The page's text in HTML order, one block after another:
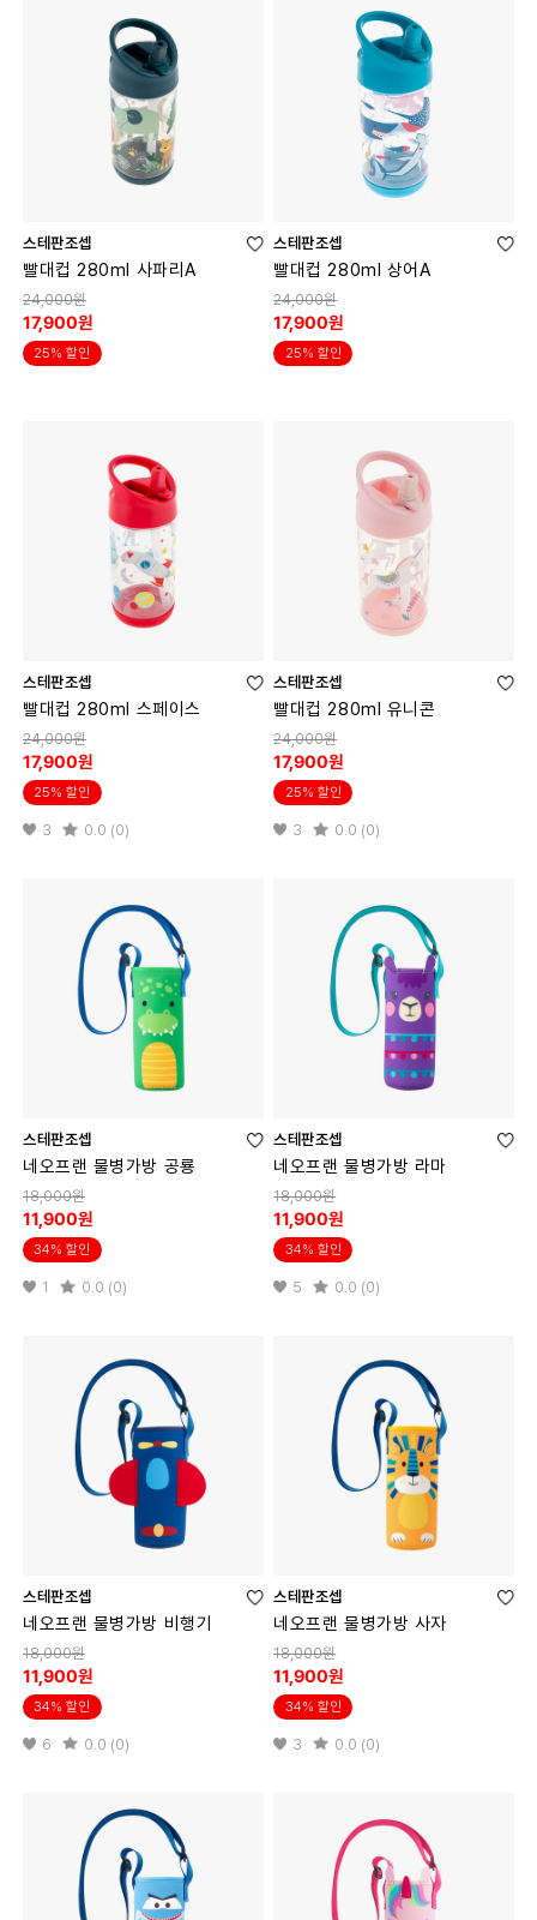
스테판조셉
빨대컵 280ml 사파리A
24,000원
17,900원
25% 할인
스테판조셉
빨대컵 280ml 상어A
24,000원
17,900원
25% 할인
스테판조셉
빨대컵 280ml 스페이스
24,000원
17,900원
25% 할인
3 0.0 (0)
스테판조셉
빨대컵 280ml 유니콘
24,000원
17,900원
25% 할인
3 0.0 (0)
스테판조셉
네오프랜 물병가방 공룡
18,000원
11,900원
34% 할인
1 0.0 (0)
스테판조셉
네오프랜 물병가방 라마
18,000원
11,900원
34% 할인
5 0.0 (0)
스테판조셉
네오프랜 물병가방 비행기
18,000원
11,900원
34% 할인
6 0.0 (0)
스테판조셉
네오프랜 물병가방 사자
18,000원
11,900원
34% 할인
3 0.0 (0)